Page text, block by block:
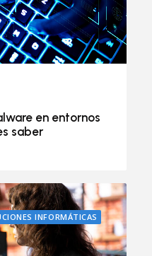
en entornos
saber
INFORMÁTICAS